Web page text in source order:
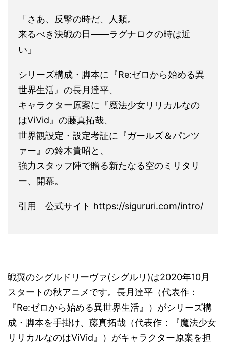
「さあ、反撃の時だ、人類。
来るべき決戦の日――ラグナロクの時は近
い」
シリーズ構成・脚本に『Re:ゼロから始める異
世界生活』の長月達平、
キャラクター原案に『魔法少女リリカルなの
はViVid』の藤真拓哉、
世界観設定・設定考証に『ガールズ＆パンツ
ァー』の鈴木貴昭と、
強力スタッフ陣で贈る新たなる空のミリタリ
ー、開幕。
引用 公式サイト https://sigururi.com/intro/
戦翼のシグルドリーヴァ(シグルリ)は2020年10月
スタートの秋アニメです。長月達平（代表作：
『Re:ゼロから始める異世界生活』）がシリーズ構
成・脚本を手掛け、藤真拓哉（代表作：『魔法少女
リリカルなのはViVid』）がキャラクター原案を担